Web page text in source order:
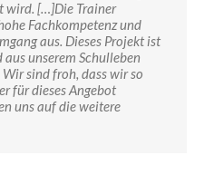
wird. […]Die Trainer
Fachkompetenz und
aus. Dieses Projekt ist
unserem Schulleben
sind froh, dass wir so
für dieses Angebot
uns auf die weitere